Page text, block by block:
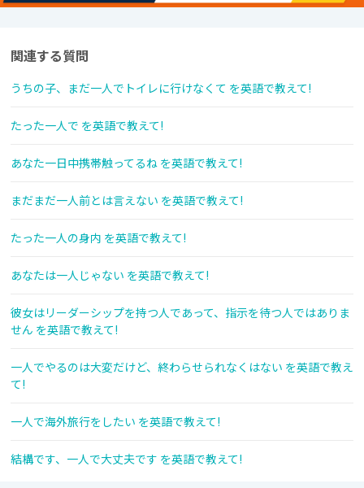
関連する質問
うちの子、まだ一人でトイレに行けなくて を英語で教えて!
たった一人で を英語で教えて!
あなた一日中携帯触ってるね を英語で教えて!
まだまだ一人前とは言えない を英語で教えて!
たった一人の身内 を英語で教えて!
あなたは一人じゃない を英語で教えて!
彼女はリーダーシップを持つ人であって、指示を待つ人ではありま
せん を英語で教えて!
一人でやるのは大変だけど、終わらせられなくはない を英語で教え
て!
一人で海外旅行をしたい を英語で教えて!
結構です、一人で大丈夫です を英語で教えて!